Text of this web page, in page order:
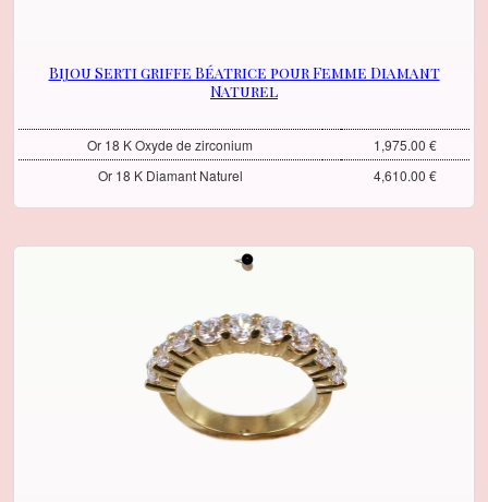
Bijou Serti griffe Béatrice pour Femme Diamant
Naturel
Or 18 K Oxyde de zirconium
1,975.00 €
Or 18 K Diamant Naturel
4,610.00 €